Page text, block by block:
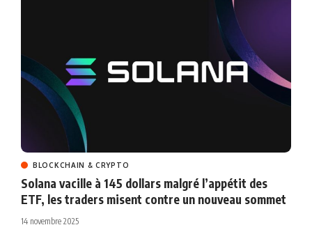
BLOCKCHAIN & CRYPTO
Solana vacille à 145 dollars malgré l’appétit des
ETF, les traders misent contre un nouveau sommet
14 novembre 2025